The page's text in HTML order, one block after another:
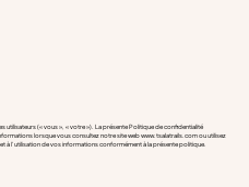
utilisateurs (« vous », « votre »). La présente Politique de confidentialité
lorsque vous consultez notre site webwww.tsalatrails.comou utilisez
à l’utilisation de vos informations conformément à la présente politique.